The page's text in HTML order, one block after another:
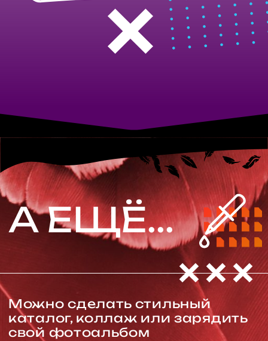
И в целом похвастаться перед
коллегами и друзьями, что
ты теперь ещё и дизайнер!
тебя время (и в удобном темпе)
Длительность одного видео —
около 15 минут
КАК ПРОХОДИТ
ОБУЧЕНИЕ?